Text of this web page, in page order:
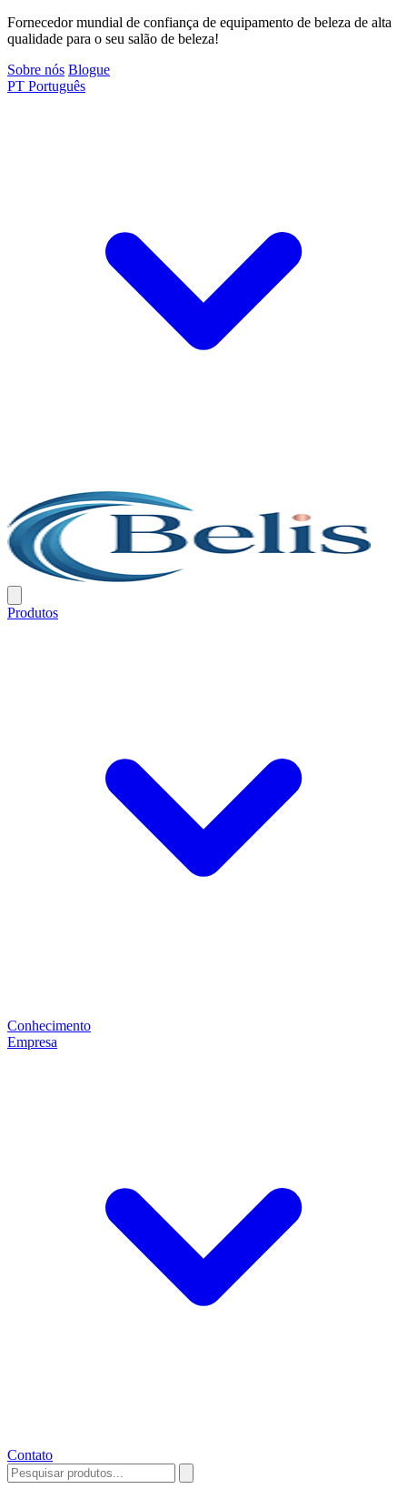
Fornecedor mundial de confiança de equipamento de beleza de alta
qualidade para o seu salão de beleza!
Sobre nós Blogue
PT Português
Produtos
Conhecimento
Empresa
Contato